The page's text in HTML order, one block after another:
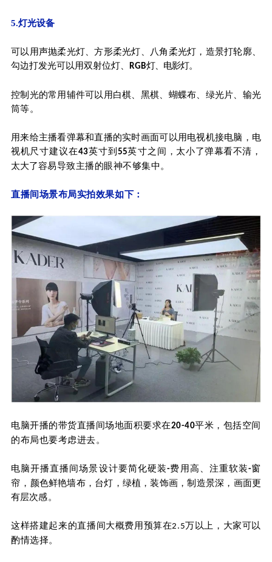
5.灯光设备
可以用声抛柔光灯、方形柔光灯、八角柔光灯，造景打轮廓、
勾边打发光可以用双射位灯、
RGB灯、电影灯。
控制光的常用辅件可以用白棋、黑棋、蝴蝶布、绿光片、输光
筒等。
用来给主播看弹幕和直播的实时画面可以用电视机接电脑，电
视机尺 寸建议在43英寸到 55英寸之间 ，太小了弹幕看不清，
太大了容易导致主播的眼神不够集中。
直播间场景布局实拍效果如下：
电脑开播的带货直播间场地面积要求在20-40平米，包括空间
的布局也要考虑进去。
电脑开播直播间场景设计要简化硬装-费用高、注重软装-窗
帘， 颜色鲜艳墙布，台灯，绿植，装饰画，制造景深，画面更
有层次感。
这样搭建起来的直播间大概费用预算在2.5万 以上，大家可以
酌情选择。